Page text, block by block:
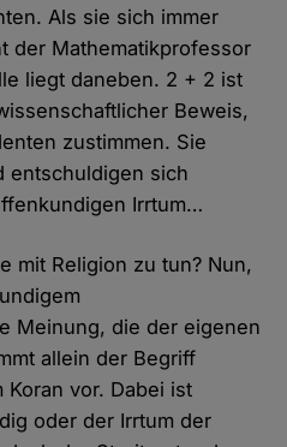
Als sie sich immer
der Mathematikprofessor
liegt daneben. 2 + 2 ist
Beweis,
zustimmen. Sie
entschuldigen sich
Irrtum…
mit Religion zu tun? Nun,
Meinung, die der eigenen
allein der Begriff
vor. Dabei ist
oder der Irrtum der